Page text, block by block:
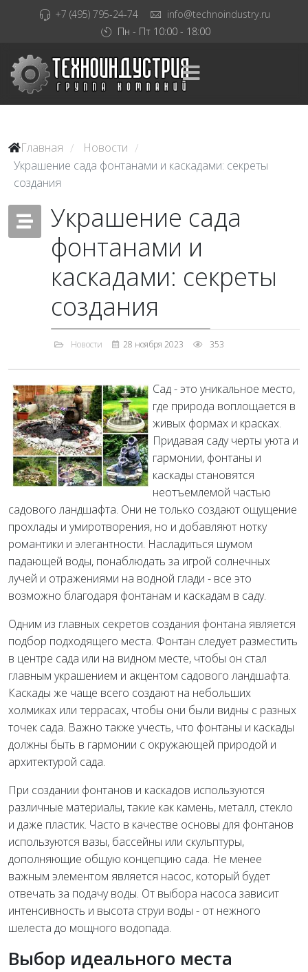
+7 (495) 795-24-74
info@technoindustry.ru
Пн - Пт 10:00 - 18:00
Главная / Новости /
Украшение сада фонтанами и каскадами: секреты
создания
Украшение сада
фонтанами и
каскадами: секреты
создания
Новости 28 ноября 2023 353
Сад - это уникальное место,
где природа воплощается в
живых формах и красках.
Придавая саду черты уюта и
гармонии, фонтаны и
каскады становятся
неотъемлемой частью
садового ландшафта. Они не только создают ощущение
прохлады и умиротворения, но и добавляют нотку
романтики и элегантности. Насладиться шумом
падающей воды, понаблюдать за игрой солнечных
лучей и отражениями на водной глади - все это
возможно благодаря фонтанам и каскадам в саду.
Одним из главных секретов создания фонтана является
подбор подходящего места. Фонтан следует разместить
в центре сада или на видном месте, чтобы он стал
главным украшением и акцентом садового ландшафта.
Каскады же чаще всего создают на небольших
холмиках или террасах, чтобы они были видны с разных
точек сада. Важно также учесть, что фонтаны и каскады
должны быть в гармонии с окружающей природой и
архитектурой сада.
При создании фонтанов и каскадов используются
различные материалы, такие как камень, металл, стекло
и даже пластик. Часто в качестве основы для фонтанов
используются вазы, бассейны или скульптуры,
дополняющие общую концепцию сада. Не менее
важным элементом является насос, который будет
отвечать за подачу воды. От выбора насоса зависит
интенсивность и высота струи воды - от нежного
шелеста до мощного водопада.
Выбор идеального места